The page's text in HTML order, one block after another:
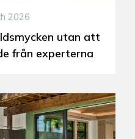
2026
utan att
från experterna